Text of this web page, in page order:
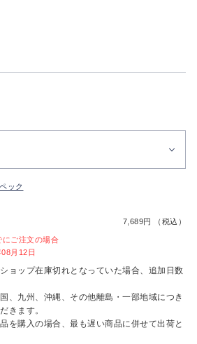
ック
7,689円 （税込）
ご注文の場合
月12日
ョップ在庫切れとなっていた場合、追加日数
、九州、沖縄、その他離島・一部地域につき
きます。
を購入の場合、最も遅い商品に併せて出荷と